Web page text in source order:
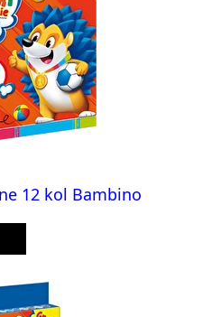
12 kol Bambino